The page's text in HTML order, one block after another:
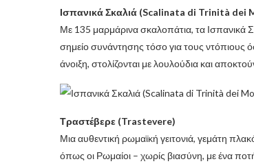
Ισπανικά Σκαλιά (Scalinata di Trinità dei
Με 135 μαρμάρινα σκαλοπάτια, τα Ισπανικά
σημείο συνάντησης τόσο για τους ντόπιους
άνοιξη, στολίζονται με λουλούδια και
Τραστέβερε (Trastevere)
Μια αυθεντική ρωμαϊκή γειτονιά, γεμάτη
όπως οι Ρωμαίοι – χωρίς βιασύνη, με ένα